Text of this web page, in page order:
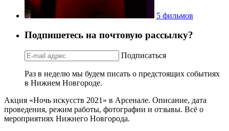
5 фильмов
Подпишетесь на почтовую рассылку?
Подписаться
Раз в неделю мы будем писать о предстоящих событиях
в Нижнем Новгороде.
Акция «Ночь искусств 2021» в Арсенале. Описание, дата
проведения, режим работы, фотографии и отзывы. Всё о
мероприятиях Нижнего Новгорода.